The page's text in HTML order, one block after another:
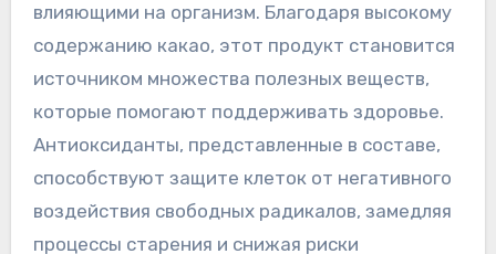
влияющими на организм. Благодаря высокому
содержанию какао‚ этот продукт становится
источником множества полезных веществ‚
которые помогают поддерживать здоровье.
Антиоксиданты‚ представленные в составе‚
способствуют защите клеток от негативного
воздействия свободных радикалов‚ замедляя
процессы старения и снижая риски